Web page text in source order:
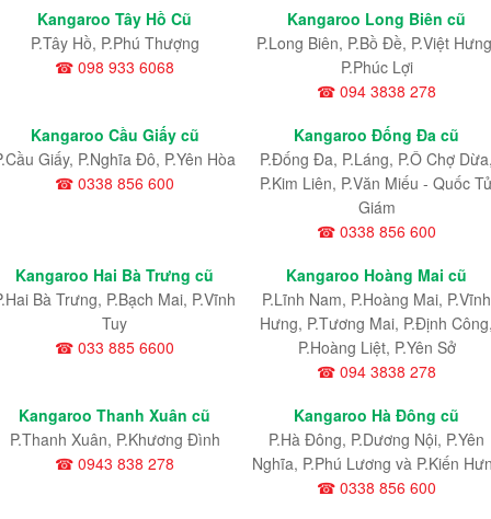
Kangaroo Tây Hồ Cũ
P.Tây Hồ, P.Phú Thượng
☎ 098 933 6068
Kangaroo Long Biên cũ
P.Long Biên, P.Bồ Đề, P.Việt
P.Phúc Lợi
☎ 094 3838 278
Kangaroo Cầu Giấy cũ
Giấy, P.Nghĩa Đô, P.Yên Hòa
☎ 0338 856 600
Kangaroo Đống Đa cũ
P.Đống Đa, P.Láng, P.Ô Chợ
P.Kim Liên, P.Văn Miếu - Quốc
Giám
☎ 0338 856 600
Kangaroo Hai Bà Trưng cũ
Bà Trưng, P.Bạch Mai, P.Vĩnh
Tuy
☎ 033 885 6600
Kangaroo Hoàng Mai cũ
P.Lĩnh Nam, P.Hoàng Mai, P.Vĩnh
Hưng, P.Tương Mai, P.Định
P.Hoàng Liệt, P.Yên Sở
☎ 094 3838 278
Kangaroo Thanh Xuân cũ
P.Thanh Xuân, P.Khương Đình
☎ 0943 838 278
Kangaroo Hà Đông cũ
P.Hà Đông, P.Dương Nội, P.Yên
Nghĩa, P.Phú Lương và P.Kiến
☎ 0338 856 600